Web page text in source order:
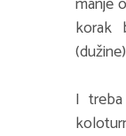
korak
I